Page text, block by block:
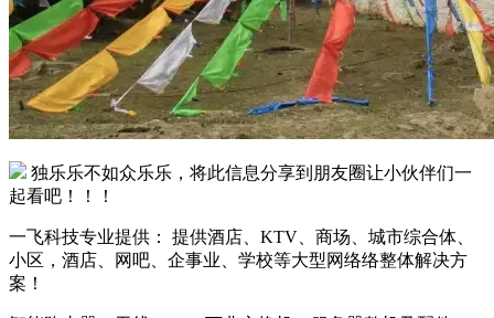
独乐乐不如众乐乐，将此信息分享到朋友圈让小伙伴们一
起看吧！！！
一飞科技专业提供： 提供酒店、KTV、商场、城市综合体、
小区，酒店、网吧、企事业、学校等大型网络络整体解决方
案！